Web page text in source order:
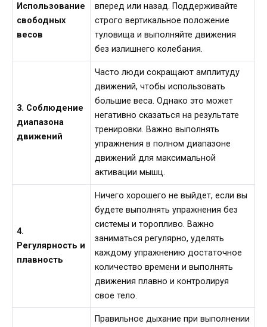
Использование
свободных
весов
вперед или назад. Поддерживайте
строго вертикальное положение
туловища и выполняйте движения
без излишнего колебания.
3. Соблюдение
диапазона
движений
Часто люди сокращают амплитуду
движений, чтобы использовать
большие веса. Однако это может
негативно сказаться на результате
тренировки. Важно выполнять
упражнения в полном диапазоне
движений для максимальной
активации мышц.
4.
Регулярность и
плавность
Ничего хорошего не выйдет, если вы
будете выполнять упражнения без
системы и торопливо. Важно
заниматься регулярно, уделять
каждому упражнению достаточное
количество времени и выполнять
движения плавно и контролируя
свое тело.
Правильное дыхание при выполнении